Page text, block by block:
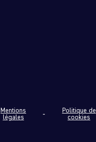
Mentions
légales
Politique de
cookies